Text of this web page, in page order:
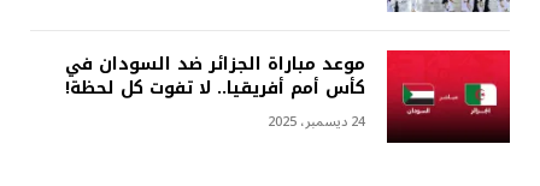
موعد مباراة الجزائر ضد السودان في
كأس أمم أفريقيا.. لا تفوت كل لحظة!
24 ديسمبر، 2025